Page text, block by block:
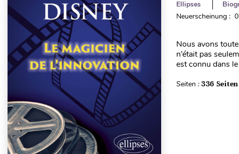
Ellipses
Neuerscheinung :
Nous avons
n’était pas
est connu dans
Seiten : 336 Seiten